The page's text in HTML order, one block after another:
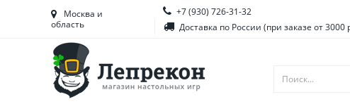
Башкортостан
Брянская область
Вологодская область
Воронежская область
Москва и
область
+7 (930) 726-31-32
Доставка по России (при заказе от